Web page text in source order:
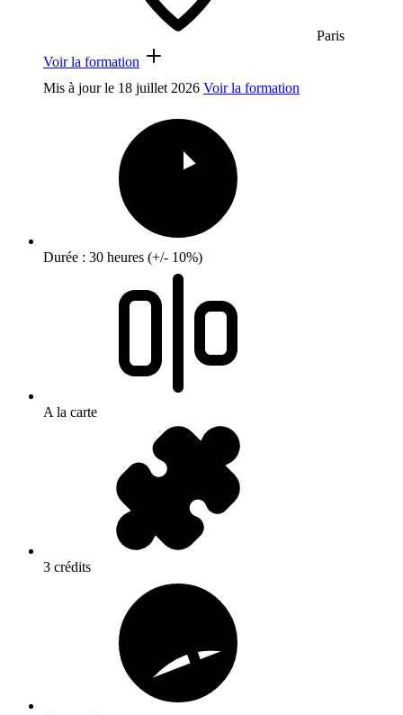
Paris
Voir la formation
Mis à jour le 18 juillet 2026 Voir la formation
Durée : 30 heures (+/- 10%)
A la carte
3 crédits